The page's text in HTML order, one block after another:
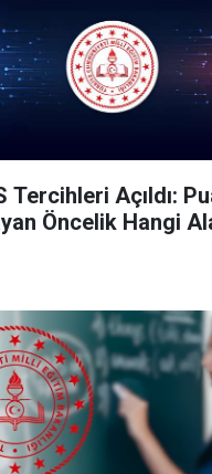
Tercihleri Açıldı:
Öncelik Hangi